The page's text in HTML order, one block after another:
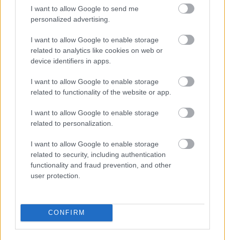
I want to allow Google to send me
personalized advertising.
I want to allow Google to enable storage
related to analytics like cookies on web or
device identifiers in apps.
I want to allow Google to enable storage
related to functionality of the website or app.
I want to allow Google to enable storage
related to personalization.
I want to allow Google to enable storage
related to security, including authentication
functionality and fraud prevention, and other
user protection.
CONFIRM
Nuevas oportunidades laborales
en Tomelloso para logopedia,
05/08/2026
Atocha estrena 1.357 plazas de
sistema sostenible de Anrotech
05/08/2026